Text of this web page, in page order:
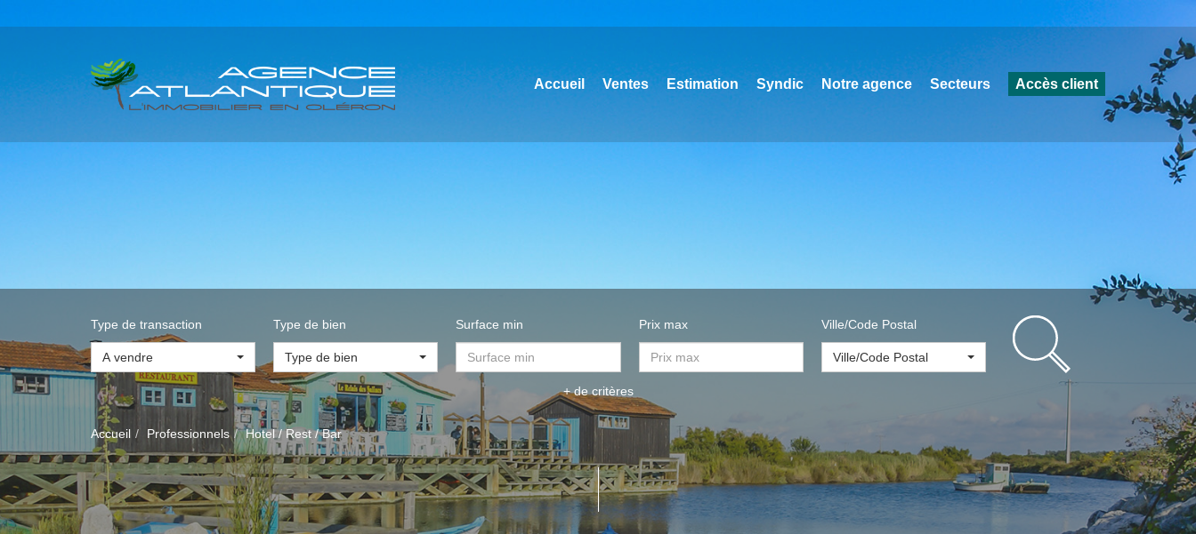
Accueil Ventes Estimation Syndic Notre agence Secteurs Accès client
Type de transaction
A vendre
Type de bien
Type de bien
Surface min Prix max Ville/Code Postal
Ville/Code Postal
+ de critères
Accueil Professionnels Hotel / Rest / Bar